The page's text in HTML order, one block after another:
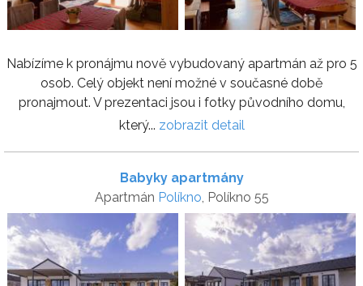
Nabízíme k pronájmu nově vybudovaný apartmán až pro 5
osob. Celý objekt není možné v současné době
pronajmout. V prezentaci jsou i fotky původního domu,
který... zobrazit detail
Babyky apartmány
Apartmán Políkno , Políkno 55